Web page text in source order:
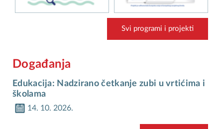
Svi programi i projekti
Događanja
Edukacija: Nadzirano četkanje zubi u vrtićima i
školama
14. 10. 2026.